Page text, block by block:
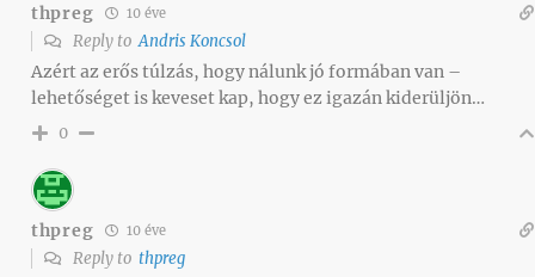
thpreg 10 éve
Reply toAndris Koncsol
Azért az erős túlzás, hogy nálunk jó formában van –
lehetőséget is keveset kap, hogy ez igazán kiderüljön…
0
thpreg 10 éve
Reply to thpreg